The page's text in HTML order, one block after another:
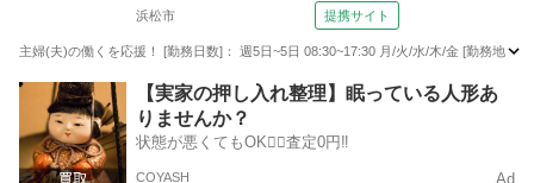
浜松市 提携サイト
主婦(夫)の働くを応援！ [勤務日数]： 週5日~5日 08:30~17:30 月/火/水/木/金 [勤務地
静岡 浜松市 営業
【実家の押し入れ整理】眠っている人形あ
りませんか？
状態が悪くてもOK🙆‍♀️査定0円‼️
COYASH Ad